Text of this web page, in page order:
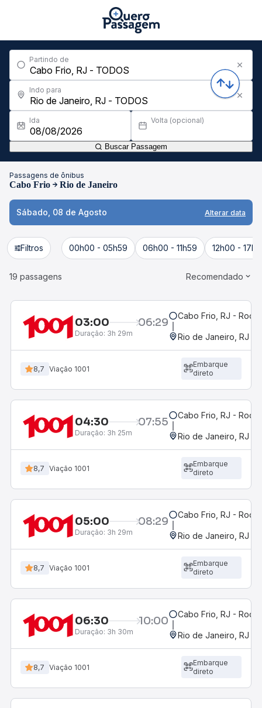
Partindo de
Indo para
Ida Volta (opcional)
Buscar Passagem
Passagens de ônibus
Cabo Frio Rio de Janeiro
Sábado, 08 de Agosto Alterar data
Filtros 00h00 - 05h59 06h00 - 11h59 12h00 -
19 passagens Recomendado
03:00 06:29
Duração: 3h 29m
Cabo Frio, RJ -
Rio de Janeiro, RJ -
8,7 Viação 1001
Embarque
direto
04:30 07:55
Duração: 3h 25m
Cabo Frio, RJ -
Rio de Janeiro, RJ -
8,7 Viação 1001
Embarque
direto
05:00 08:29
Duração: 3h 29m
Cabo Frio, RJ -
Rio de Janeiro, RJ -
8,7 Viação 1001
Embarque
direto
06:30 10:00
Duração: 3h 30m
Cabo Frio, RJ -
Rio de Janeiro, RJ -
8,7 Viação 1001
Embarque
direto